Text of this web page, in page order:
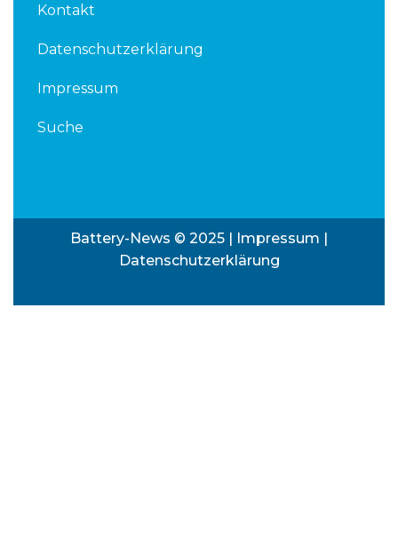
Kontakt
Datenschutzerklärung
Impressum
Suche
Battery-News © 2025 | Impressum |
Datenschutzerklärung